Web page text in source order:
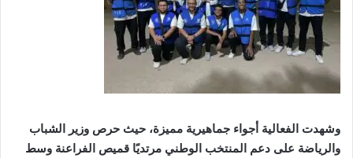
وشهدت الفعالية أجواء جماهيرية مميزة، حيث حرص وزير الشباب
والرياضة على دعم المنتخب الوطني مرتديًا قميص الفراعنة وسط